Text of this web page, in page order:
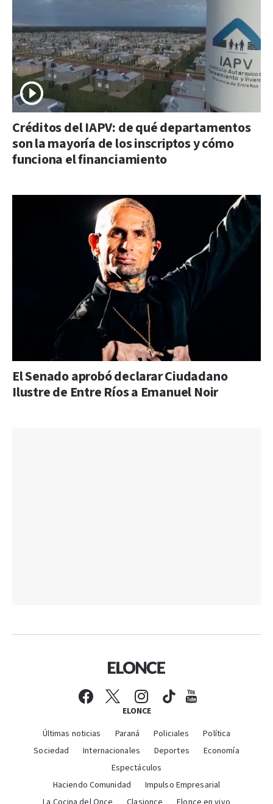
Créditos del IAPV: de qué departamentos
son la mayoría de los inscriptos y cómo
funciona el financiamiento
El Senado aprobó declarar Ciudadano
Ilustre de Entre Ríos a Emanuel Noir
ELONCE
Últimas noticias Paraná Policiales
Política
Sociedad
Internacionales Deportes
Economía
Espectáculos
Haciendo Comunidad
Impulso Empresarial